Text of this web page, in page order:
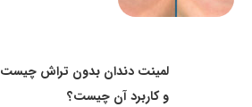
لمینت دندان بدون تراش چیست
و کاربرد آن چیست؟